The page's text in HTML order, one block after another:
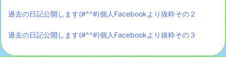
過去の日記公開します(#^^#)個人Facebookより抜粋その２
過去の日記公開します(#^^#)個人Facebookより抜粋その３